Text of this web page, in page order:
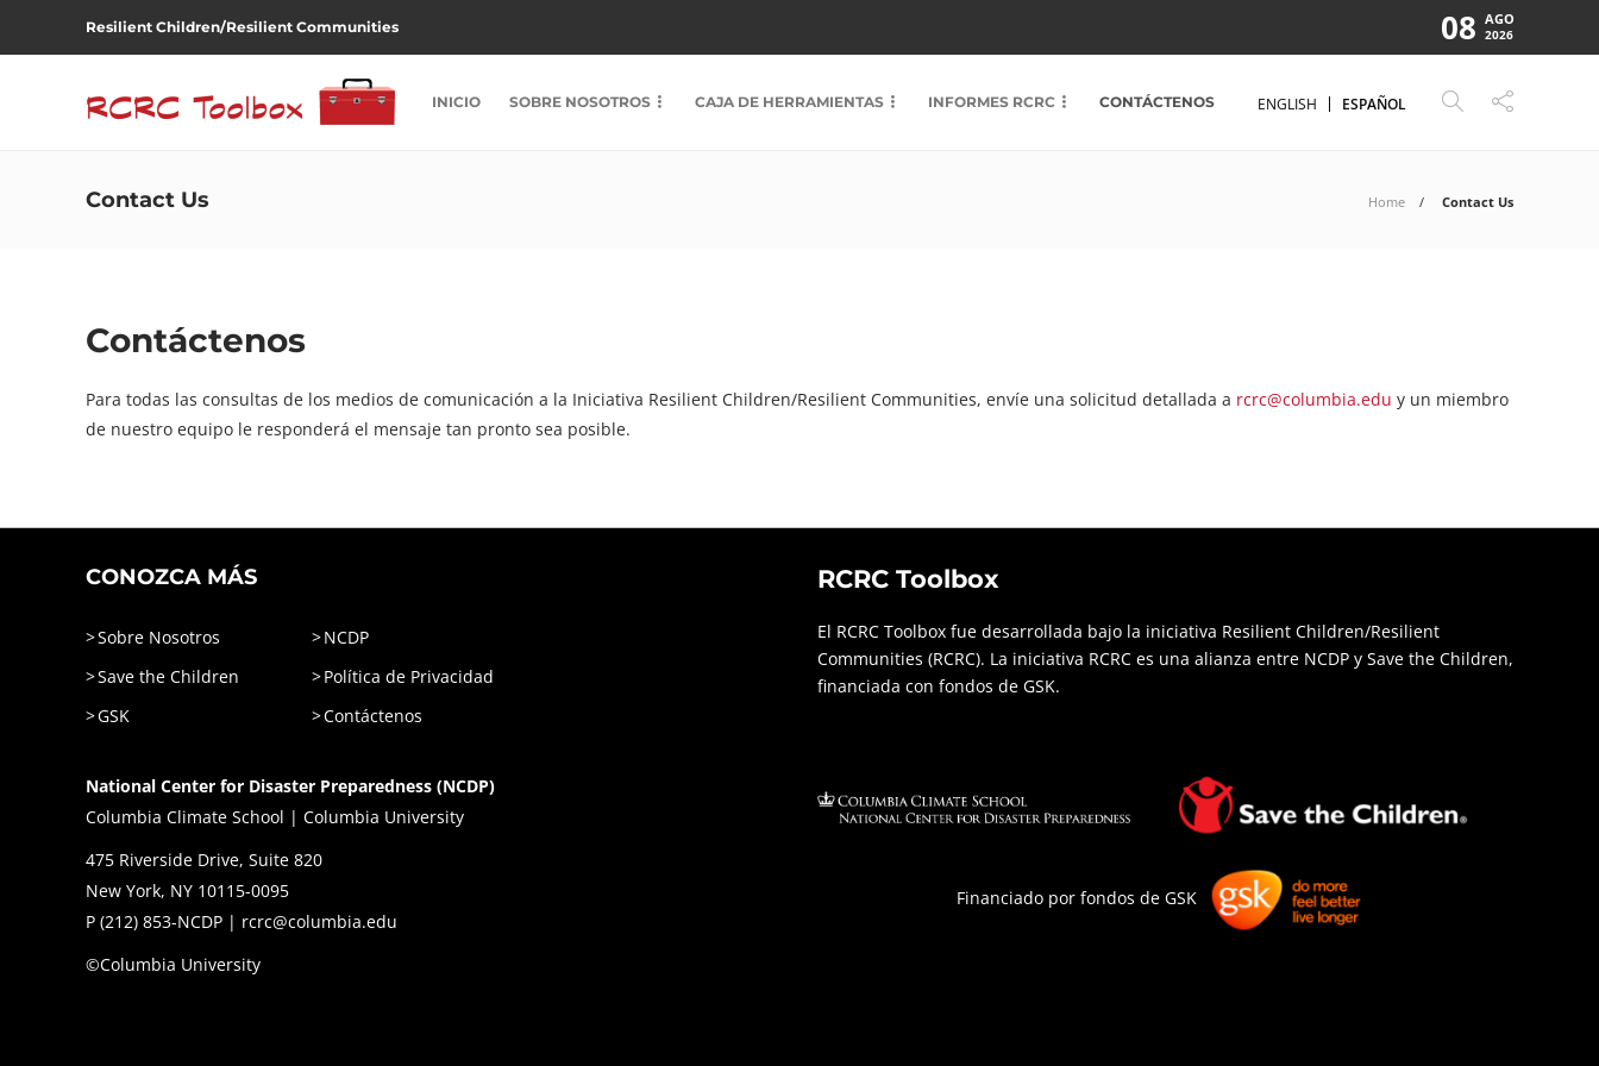
Resilient Children/Resilient Communities 08 AGO
2026
INICIO SOBRE NOSOTROS CAJA DE HERRAMIENTAS INFORMES RCRC CONTÁCTENOS ENGLISH ESPAÑOL
Contact Us Home Contact Us
Contáctenos
Para todas las consultas de los medios de comunicación a la Iniciativa Resilient Children/Resilient Communities, envíe una solicitud detallada a rcrc@columbia.edu y un miembro
de nuestro equipo le responderá el mensaje tan pronto sea posible.
CONOZCA MÁS
Sobre Nosotros
NCDP
Save the Children
Política de Privacidad
GSK
Contáctenos
RCRC Toolbox
El RCRC Toolbox fue desarrollada bajo la iniciativa Resilient Children/Resilient
Communities (RCRC). La iniciativa RCRC es una alianza entre NCDP y Save the Children,
financiada con fondos de GSK.
National Center for Disaster Preparedness (NCDP)
Columbia Climate School | Columbia University
475 Riverside Drive, Suite 820
New York, NY 10115-0095
P (212) 853-NCDP | rcrc@columbia.edu
©Columbia University
Financiado por fondos de GSK